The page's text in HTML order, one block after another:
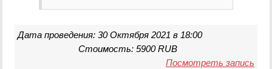
Дата проведения: 30 Октября 2021 в 18:00
Стоимость: 5900 RUB
Посмотреть запись